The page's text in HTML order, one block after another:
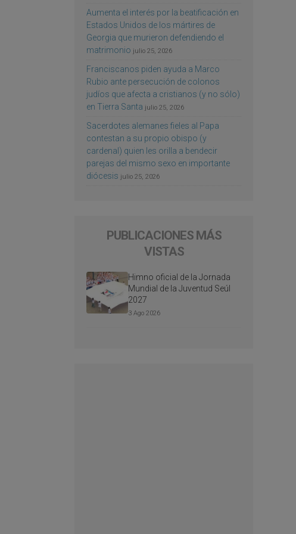
Aumenta el interés por la beatificación en
Estados Unidos de los mártires de
Georgia que murieron defendiendo el
matrimonio julio 25, 2026
Franciscanos piden ayuda a Marco
Rubio ante persecución de colonos
judíos que afecta a cristianos (y no sólo)
en Tierra Santa julio 25, 2026
Sacerdotes alemanes fieles al Papa
contestan a su propio obispo (y
cardenal) quien les orilla a bendecir
parejas del mismo sexo en importante
diócesis julio 25, 2026
PUBLICACIONES MÁS
VISTAS
Himno oficial de la Jornada
Mundial de la Juventud Seúl
2027
3 Ago 2026